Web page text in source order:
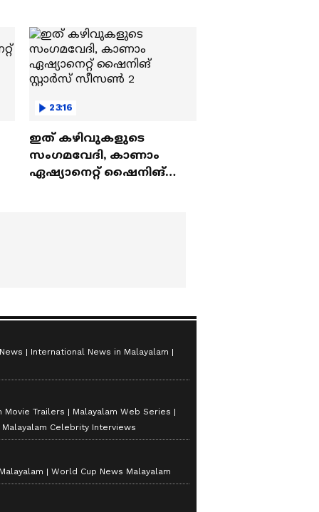
23:16
ഇത് കഴിവുകളുടെ
സംഗമവേദി, കാണാം
ഏഷ്യാനെറ്റ് ഷൈനിങ്
International News in Malayalam
Movie Trailers
Malayalam Web Series
Malayalam Celebrity Interviews
World Cup News Malayalam